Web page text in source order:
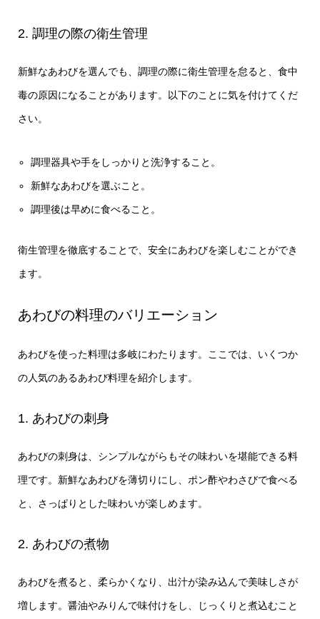
2. 調理の際の衛生管理
新鮮なあわびを選んでも、調理の際に衛生管理を怠ると、食中
毒の原因になることがあります。以下のことに気を付けてくだ
さい。
調理器具や手をしっかりと洗浄すること。
新鮮なあわびを選ぶこと。
調理後は早めに食べること。
衛生管理を徹底することで、安全にあわびを楽しむことができ
ます。
あわびの料理のバリエーション
あわびを使った料理は多岐にわたります。ここでは、いくつか
の人気のあるあわび料理を紹介します。
1. あわびの刺身
あわびの刺身は、シンプルながらもその味わいを堪能できる料
理です。新鮮なあわびを薄切りにし、ポン酢やわさびで食べる
と、さっぱりとした味わいが楽しめます。
2. あわびの煮物
あわびを煮ると、柔らかくなり、出汁が染み込んで美味しさが
増します。醤油やみりんで味付けをし、じっくりと煮込むこと